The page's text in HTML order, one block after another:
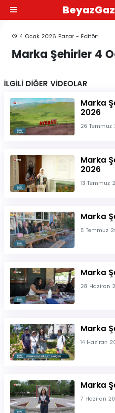
4 Ocak 2026 Pazar - Editör:
Marka Şehirler 4
İLGİLİ DİĞER VİDEOLAR
Marka
2026
26 Temmuz
Marka
2026
13 Temmuz
Marka
5 Temmuz
Marka
28 Haziran
Marka
14 Haziran
Marka
7 Haziran